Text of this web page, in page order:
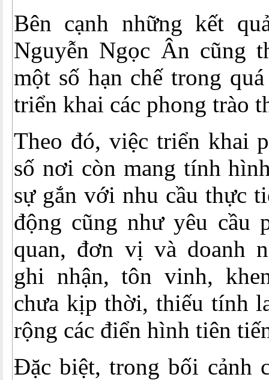
Bên cạnh những kết
Nguyễn Ngọc Ân cũng
một số hạn chế trong
triển khai các phong trào
Theo đó, việc triển khai
số nơi còn mang tính
sự gắn với nhu cầu thực
động cũng như yêu cầu
quan, đơn vị và doanh
ghi nhận, tôn vinh,
chưa kịp thời, thiếu tính
rộng các điển hình tiên
Đặc biệt, trong bối cảnh